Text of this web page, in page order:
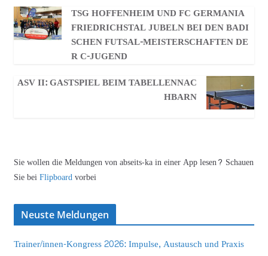
TSG HOFFENHEIM UND FC GERMANIA
FRIEDRICHSTAL JUBELN BEI DEN BADI
SCHEN FUTSAL-MEISTERSCHAFTEN DE
R C-JUGEND
ASV II: GASTSPIEL BEIM TABELLENNAC
HBARN
Sie wollen die Meldungen von abseits-ka in einer App lesen? Schauen
Sie beiFlipboardvorbei
Neuste Meldungen
Trainer/innen-Kongress 2026: Impulse, Austausch und Praxis